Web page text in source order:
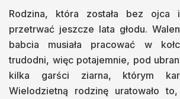
Rodzina, która została bez ojca i
przetrwać jeszcze lata głodu.
babcia musiała pracować w
trudodni, więc potajemnie, pod
kilka garści ziarna, którym
Wielodzietną rodzinę uratowało